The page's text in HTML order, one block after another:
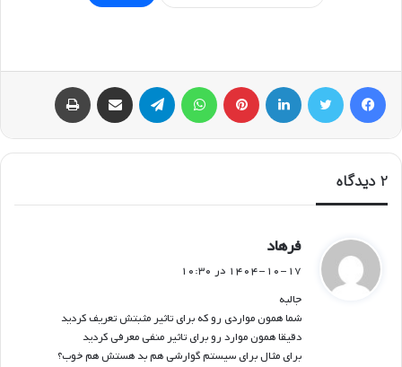
فیسبوک توییتر لینکداین پینتریست تلگرام اشتراک گذاری با ایمیل
2 دیدگاه
فرهاد
۱۴۰۴-۱۰-۱۷ در ۱۰:۳۰
جالبه
شما همون مواردی رو که برای تاثیر مثبتش تعریف کردید
دقیقا همون موارد رو برای تاثیر منفی معرفی کردید
برای مثال برای سیستم گوارشی هم بد هستش هم خوب؟